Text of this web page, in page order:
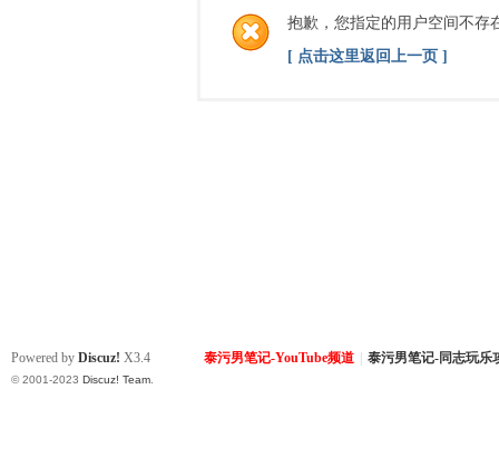
抱歉，您指定的用户空间不存
[ 点击这里返回上一页 ]
泰污男笔记-YouTube频道 泰污男笔记-同志玩乐
Powered by Discuz! X3.4
© 2001-2023 Discuz! Team.